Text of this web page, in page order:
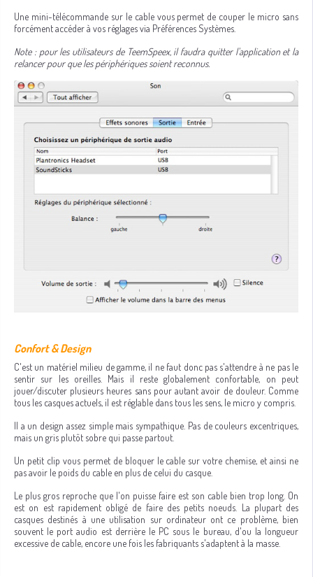
Une mini-télécommande sur le cable vous permet de couper le micro sans
forcément accéder à vos réglages via Préférences Systèmes.
Note : pour les utilisateurs de TeemSpeex, il faudra quitter l'application et la
relancer pour que les périphériques soient reconnus.
Confort & Design
C'est un matériel milieu de gamme, il ne faut donc pas s'attendre à ne pas le
sentir sur les oreilles. Mais il reste globalement confortable, on peut
jouer/discuter plusieurs heures sans pour autant avoir de douleur. Comme
tous les casques actuels, il est réglable dans tous les sens, le micro y compris.
Il a un design assez simple mais sympathique. Pas de couleurs excentriques,
mais un gris plutôt sobre qui passe partout.
Un petit clip vous permet de bloquer le cable sur votre chemise, et ainsi ne
pas avoir le poids du cable en plus de celui du casque.
Le plus gros reproche que l'on puisse faire est son cable bien trop long. On
est on est rapidement obligé de faire des petits noeuds. La plupart des
casques destinés à une utilisation sur ordinateur ont ce problème, bien
souvent le port audio est derrière le PC sous le bureau, d'ou la longueur
excessive de cable, encore une fois les fabriquants s'adaptent à la masse.